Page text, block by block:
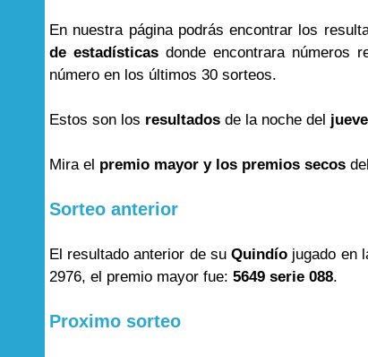
En nuestra página podrás encontrar los
de estadísticas donde encontrara números
número en los últimos 30 sorteos.
Estos son los resultados de la noche del
Mira el premio mayor y los premios secos
Sorteo anterior
El resultado anterior de suQuindío jugado en
2976, el premio mayor fue: 5649 serie 088.
Proximo sorteo